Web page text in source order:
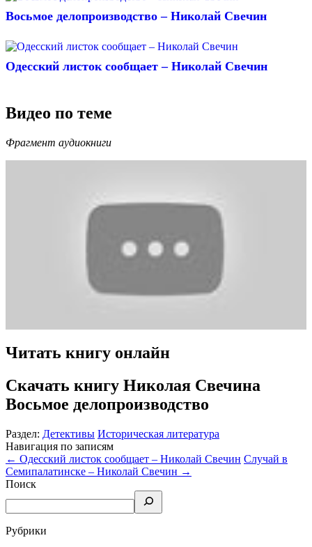
Восьмое делопроизводство – Николай Свечин
Одесский листок сообщает – Николай Свечин
Видео по теме
Фрагмент аудиокниги
Читать книгу онлайн
Скачать книгу Николая Свечина
Восьмое делопроизводство
Раздел: Детективы Историческая литература
Навигация по записям
← Одесский листок сообщает – Николай Свечин Случай в
Семипалатинске – Николай Свечин →
Поиск
Рубрики